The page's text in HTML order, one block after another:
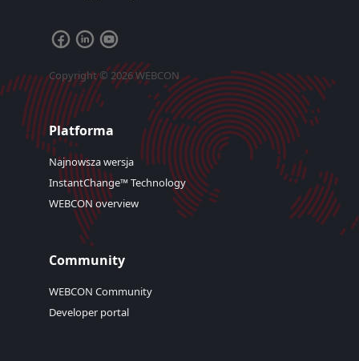
Copyright © 2026 WEBCON
Platforma
Najnowsza wersja
InstantChange™ Technology
WEBCON overview
Community
WEBCON Community
Developer portal